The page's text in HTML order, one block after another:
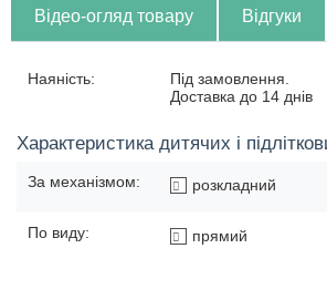
Відео-огляд товару Відгуки
Наяність:
Під замовлення.
Доставка до 14 днів
Характеристика дитячих і
За механізмом: розкладний
По виду: прямий